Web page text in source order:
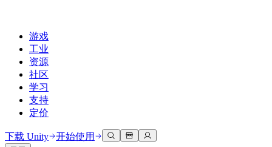
游戏
工业
资源
社区
学习
支持
定价
开发
使用案例
技术库
社区中心
适合每个级别
支持选项
下载 Unity 开始使用